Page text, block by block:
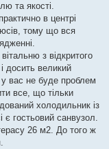
та якості.
в центрі
тому що вся
з відкритого
досить великий
вас не буде проблем
все, що тільки
холодильник із
гостьовий санвузол.
26 м2. До того ж